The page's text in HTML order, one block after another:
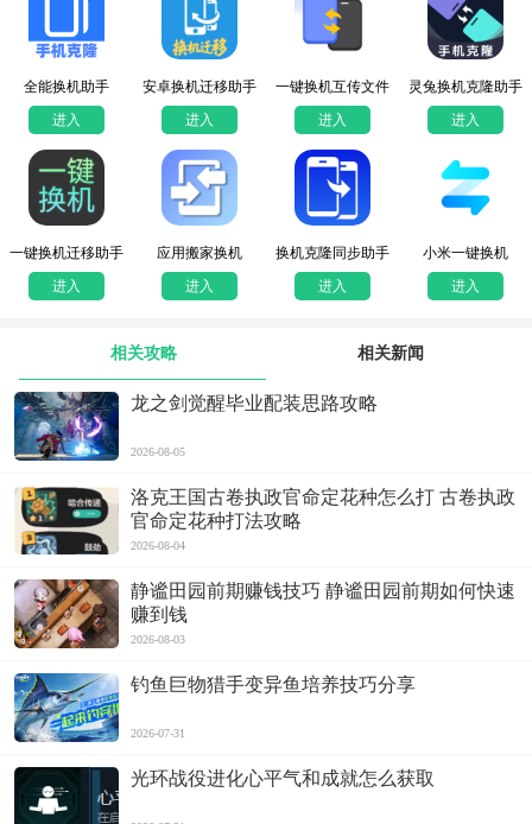
全能换机助手
进入
安卓换机迁移助手
进入
一键换机互传文件
进入
灵兔换机克隆助手
进入
一键换机迁移助手
进入
应用搬家换机
进入
换机克隆同步助手
进入
小米一键换机
进入
相关攻略 相关新闻
龙之剑觉醒毕业配装思路攻略
2026-08-05
洛克王国古卷执政官命定花种怎么打 古卷执政
官命定花种打法攻略
2026-08-04
静谧田园前期赚钱技巧 静谧田园前期如何快速
赚到钱
2026-08-03
钓鱼巨物猎手变异鱼培养技巧分享
2026-07-31
光环战役进化心平气和成就怎么获取